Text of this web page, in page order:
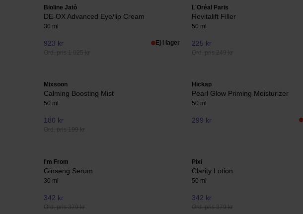
Bioline Jatò
DE-OX Advanced Eye/lip Cream
30 ml
923 kr
Ord. pris 1 025 kr
Ej i lager
L'Oréal Paris
Revitalift Filler
50 ml
225 kr
Ord. pris 249 kr
Mixsoon
Calming Boosting Mist
50 ml
180 kr
Ord. pris 199 kr
Hickap
Pearl Glow Priming Moisturizer
50 ml
299 kr
I'm From
Ginseng Serum
30 ml
342 kr
Ord. pris 379 kr
Pixi
Clarity Lotion
50 ml
342 kr
Ord. pris 379 kr